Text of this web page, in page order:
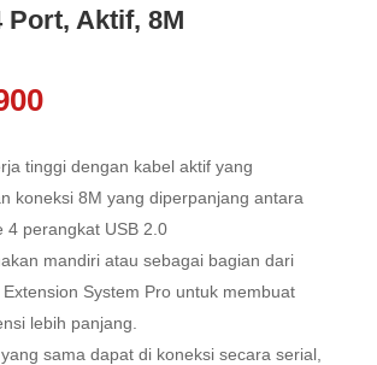
Port, Aktif, 8M
tinggi dengan kabel aktif yang
koneksi 8M yang diperpanjang antara
4 perangkat USB 2.0
mandiri atau sebagai bagian dari
Extension System Pro untuk membuat
lebih panjang.
sama dapat di koneksi secara serial,